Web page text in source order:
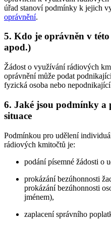
úřad stanoví podmínky k jejich
oprávnění.
5. Kdo je oprávněn v
apod.)
Žádost o využívání rádiových
oprávnění může podat
fyzická osoba nebo nepodnikající
6. Jaké jsou podmínky a
situace
Podmínkou pro udělení
rádiových kmitočtů je:
podání písemné žádosti o
prokázání bezúhonnosti
prokázání bezúhonnosti
jménem),
zaplacení správního